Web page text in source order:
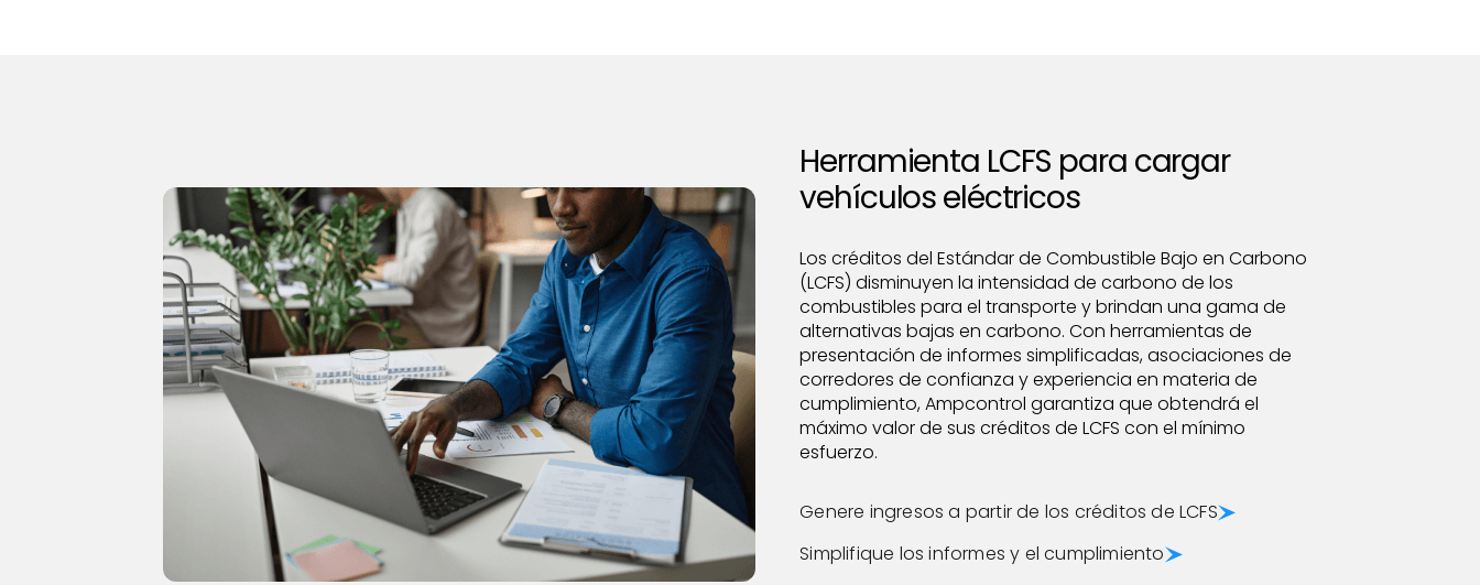
Herramienta LCFS para cargar
vehículos eléctricos
Los créditos del Estándar de Combustible Bajo en Carbono
(LCFS) disminuyen la intensidad de carbono de los
combustibles para el transporte y brindan una gama de
alternativas bajas en carbono. Con herramientas de
presentación de informes simplificadas, asociaciones de
corredores de confianza y experiencia en materia de
cumplimiento, Ampcontrol garantiza que obtendrá el
máximo valor de sus créditos de LCFS con el mínimo
esfuerzo.
Genere ingresos a partir de los créditos de LCFS
Simplifique los informes y el cumplimiento